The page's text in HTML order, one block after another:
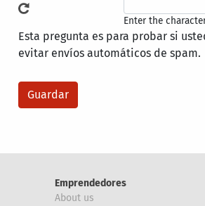
Enter the
Esta pregunta es para probar si
evitar envíos automáticos de spam.
Emprendedores
About us